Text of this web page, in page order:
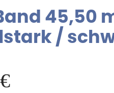
45,50
/
€